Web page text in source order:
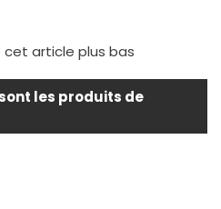
cet article plus bas
les produits de